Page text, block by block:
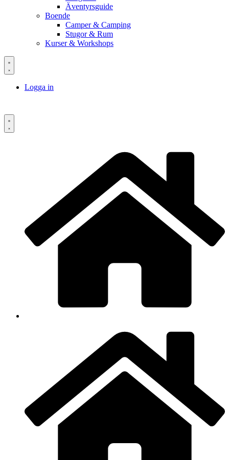
Äventyrsguide
Boende
Camper & Camping
Stugor & Rum
Kurser & Workshops
Logga in